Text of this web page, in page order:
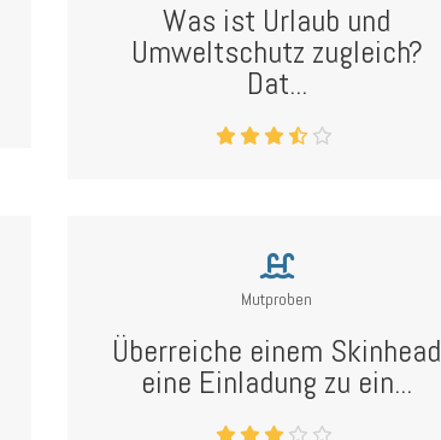
Was ist Urlaub und
Umweltschutz zugleich?
Dat...
Mutproben
Überreiche einem Skinhead
eine Einladung zu ein...